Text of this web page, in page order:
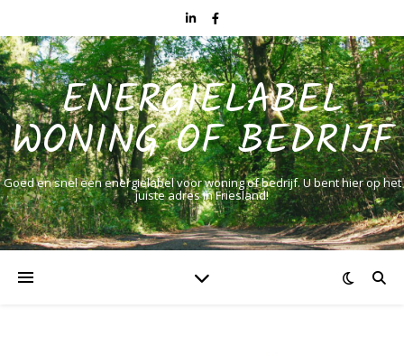
ENERGIELABEL
WONING OF BEDRIJF
Goed en snel een energielabel voor woning of bedrijf. U bent hier op het
juiste adres in Friesland!